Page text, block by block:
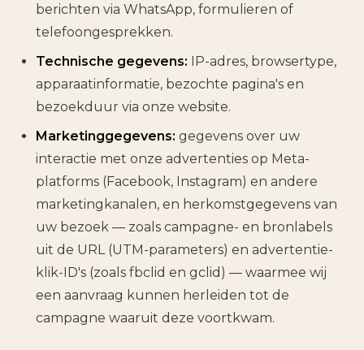
berichten via WhatsApp, formulieren of
telefoongesprekken.
Technische gegevens: IP-adres, browsertype,
apparaatinformatie, bezochte pagina's en
bezoekduur via onze website.
Marketinggegevens: gegevens over uw
interactie met onze advertenties op Meta-
platforms (Facebook, Instagram) en andere
marketingkanalen, en herkomstgegevens van
uw bezoek — zoals campagne- en bronlabels
uit de URL (UTM-parameters) en advertentie-
klik-ID's (zoals fbclid en gclid) — waarmee wij
een aanvraag kunnen herleiden tot de
campagne waaruit deze voortkwam.